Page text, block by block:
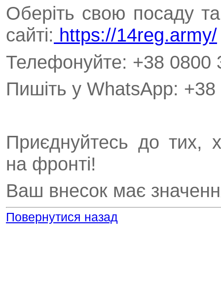
Оберіть свою посаду
сайті: https://14reg.army/
Телефонуйте: +38 0800
Пишіть у WhatsApp:
Приєднуйтесь до тих,
на фронті!
Ваш внесок має
Повернутися назад